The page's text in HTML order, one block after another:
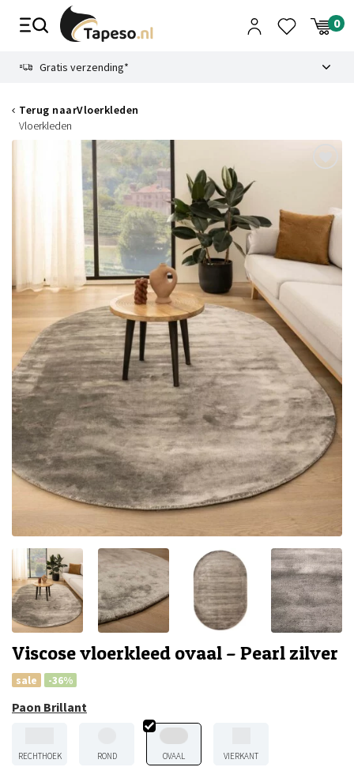
Gratis verzending*
Terug naarVloerkleden
Vloerkleden
Viscose vloerkleed ovaal – Pearl zilver
sale -36%
Paon Brillant
RECHTHOEK ROND OVAAL VIERKANT